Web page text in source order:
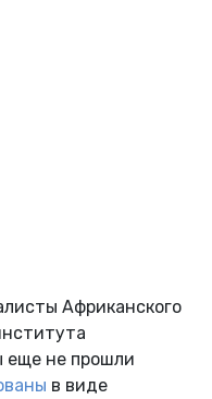
Африканского
еще не прошли
в виде